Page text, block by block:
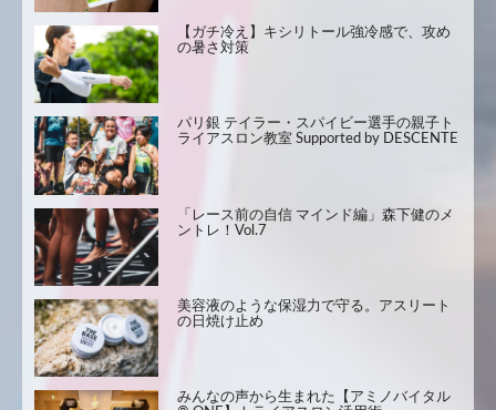
【ガチ冷え】キシリトール強冷感で、攻め
の暑さ対策
パリ銀 テイラー・スパイビー選手の親子ト
ライアスロン教室 Supported by DESCENTE
「レース前の自信 マインド編」森下健のメ
ントレ！Vol.7
美容液のような保湿力で守る。アスリート
の日焼け止め
みんなの声から生まれた【アミノバイタル